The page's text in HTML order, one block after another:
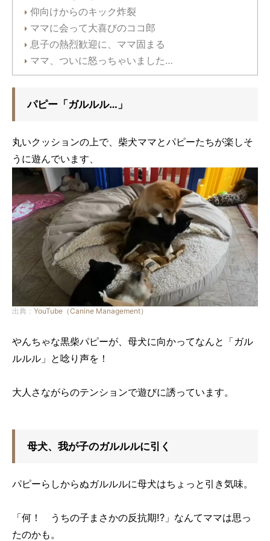
仰向けからのキック炸裂
ママに会って大喜びのココ郎
息子の熱烈歓迎に、ママ固まる
ママ、ついに怒っちゃいました…
パピー「ガルルル…」
丸いクッションの上で、柴犬ママとパピーたちが楽しそ
うに遊んでいます、
出典： YouTube（Canine Management）
やんちゃな黒柴パピーが、母犬に向かってなんと「ガル
ルルル」と唸り声を！
大人さながらのテンションで遊びに誘っています。
母犬、我が子のガルルルに引く
パピーらしからぬガルルルに母犬はちょっと引き気味。
「何！ うちの子まさかの反抗期!?」なんてママは思っ
たのかも。